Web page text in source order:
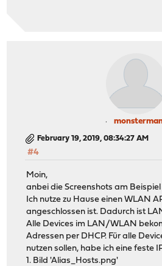
February 19, 2019, 08:34:27 AM
#4
Moin,
anbei die Screenshots am
Ich nutze zu Hause einen WLAN
angeschlossen ist. Dadurch ist
Alle Devices im LAN/WLAN
Adressen per DHCP. Für alle
nutzen sollen, habe ich eine feste
1. Bild 'Alias_Hosts.png'